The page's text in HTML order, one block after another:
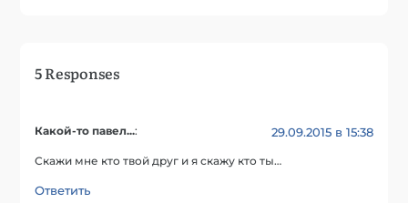
5 Responses
Какой-то павел...: 29.09.2015 в 15:38
Скажи мне кто твой друг и я скажу кто ты…
Ответить